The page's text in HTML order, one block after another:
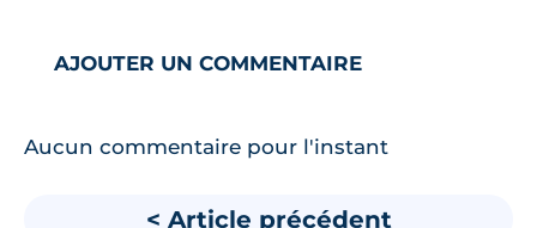
AJOUTER UN COMMENTAIRE
Aucun commentaire pour l'instant
< Article précédent